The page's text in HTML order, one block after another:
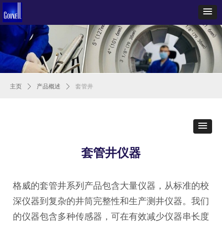
套管井仪器
格威的套管井系列产品包含大量仪器，从标准的校
深仪器到复杂的井筒完整性和生产测井仪器。我们
的仪器包含多种传感器，可在有效减少仪器串长度
主页 ꄲ 产品概述 ꄲ 套管井